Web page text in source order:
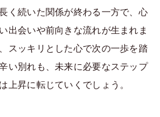
く続いた関係が終わる一方で、心
出会いや前向きな流れが生まれま
スッキリとした心で次の一歩を踏
い別れも、未来に必要なステップ
上昇に転じていくでしょう。